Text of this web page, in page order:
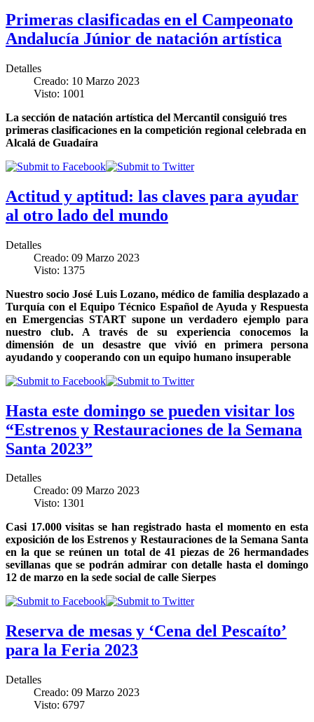
Primeras clasificadas en el Campeonato
Andalucía Júnior de natación artística
Detalles
Creado: 10 Marzo 2023
Visto: 1001
La sección de natación artística del Mercantil consiguió tres
primeras clasificaciones en la competición regional celebrada en
Alcalá de Guadaíra
Actitud y aptitud: las claves para ayudar
al otro lado del mundo
Detalles
Creado: 09 Marzo 2023
Visto: 1375
Nuestro socio José Luis Lozano, médico de familia desplazado a
Turquía con elEquipo Técnico Español de Ayuda y Respuesta
en Emergencias STARTsupone un verdadero ejemplo para
nuestro club. A través de su experiencia conocemos la
dimensión de un desastre que vivió en primera persona
ayudando y cooperando con un equipo humano insuperable
Hasta este domingo se pueden visitar los
“Estrenos y Restauraciones de la Semana
Santa 2023”
Detalles
Creado: 09 Marzo 2023
Visto: 1301
Casi 17.000 visitas se han registrado hasta el momento en esta
exposición de los Estrenos y Restauraciones de la Semana Santa
en la que se reúnen un total de 41 piezas de 26 hermandades
sevillanas que se podrán admirar con detalle hasta el domingo
12 de marzo en la sede social de calle Sierpes
Reserva de mesas y ‘Cena del Pescaíto’
para la Feria 2023
Detalles
Creado: 09 Marzo 2023
Visto: 6797